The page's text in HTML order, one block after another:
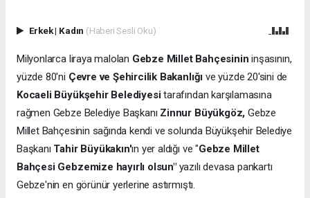
Erkek| Kadın (Haberi Sesli Oku)
Milyonlarca liraya malolan Gebze Millet Bahçesinin inşasının,
yüzde 80'ni Çevre ve Şehircilik Bakanlığı ve yüzde 20'sini de
Kocaeli Büyükşehir Belediyesitarafından karşılamasına
rağmen Gebze Belediye Başkanı Zinnur Büyükgöz, Gebze
Millet Bahçesinin sağında kendi ve solunda Büyükşehir Belediye
Başkanı Tahir Büyükakın'ın yer aldığı ve "Gebze Millet
Bahçesi Gebzemize hayırlı olsun"yazılı devasa pankartı
Gebze'nin en görünür yerlerine astırmıştı.